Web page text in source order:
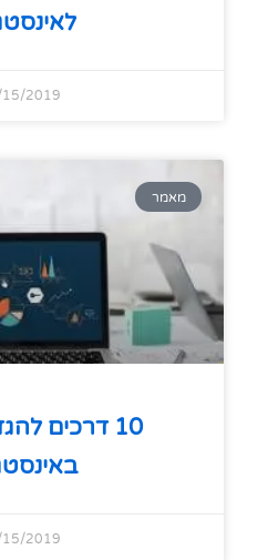
2019
מאמר
10 דרכים
2019